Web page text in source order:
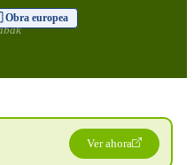
europea
Ver ahora